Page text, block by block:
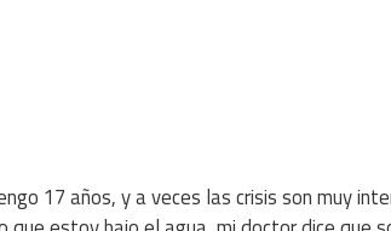
17 años, y a veces las crisis son muy